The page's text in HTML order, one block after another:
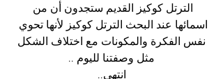
الترتل كوكيز القديم ستجدون أن من
اسمائها عند البحث الترتل كوكيز لأنها تحوي
نفس الفكرة والمكونات مع اختلاف الشكل
مثل وصفتنا لليوم ..
انتهى..